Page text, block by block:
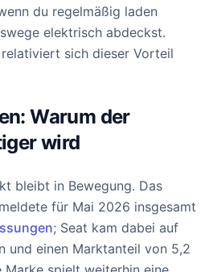
du regelmäßig laden
elektrisch abdeckst.
sich dieser Vorteil
Warum der
wird
bleibt in Bewegung. Das
für Mai 2026 insgesamt
; Seat kam dabei auf
und einen Marktanteil von 5,2